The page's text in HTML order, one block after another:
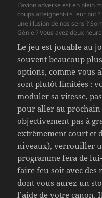
L’avion adverse est en plein
coups atteignent-ils leur but
une illusion de nos sens ?
Génie ? Vous avez deux
Le jeu est jouable au
souvent beaucoup
options, comme vous
sont plutôt limitées :
moduler sa vitesse,
pour aller au
objectivement pas à
extrêmement court et
niveaux), verrouiller
programme fera de
faire feu soit avec des
dont vous aurez un
l’aide de votre canon.